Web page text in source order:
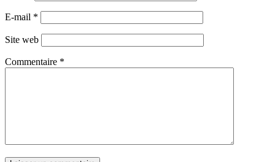
E-mail *
Site web
Commentaire *